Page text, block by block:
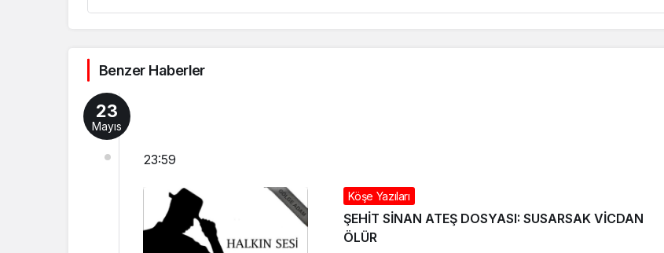
Benzer Haberler
23
Mayıs
23:59
Köşe Yazıları
ŞEHİT SİNAN ATEŞ DOSYASI: SUSARSAK VİCDAN
ÖLÜR